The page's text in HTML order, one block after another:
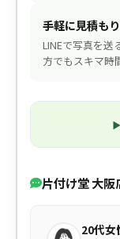
手軽に見積も
LINEで写真を送
方でもスキマ時
片付け堂 大阪
20代女